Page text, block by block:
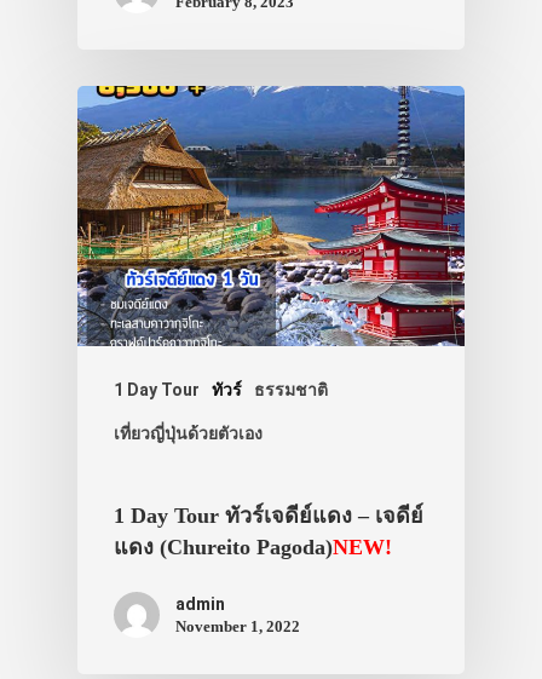
1 Day Tour ทัวร์ ธรรมชาติ
เที่ยวญี่ปุ่นด้วยตัวเอง
1 Day Tour ทัวร์เจดีย์แดง – เจดีย์
แดง (Chureito Pagoda)NEW!
admin
November 1, 2022
ประเทศญี่ปุ่น
เที่ยวญี่ปุ่นด้ว
เอง
รถบัส
เดินทาง
ทัวร์
VIDEO
ภาพประทับใจ